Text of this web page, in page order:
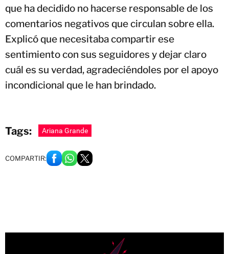
que ha decidido no hacerse responsable de los
comentarios negativos que circulan sobre ella.
Explicó que necesitaba compartir ese
sentimiento con sus seguidores y dejar claro
cuál es su verdad, agradeciéndoles por el apoyo
incondicional que le han brindado.
Tags: Ariana Grande
COMPARTIR: